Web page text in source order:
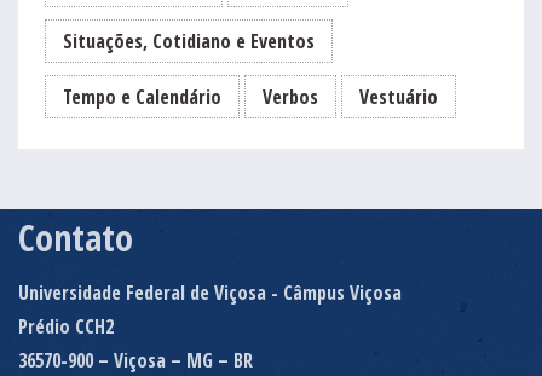
Situações, Cotidiano e Eventos
Tempo e Calendário Verbos Vestuário
Contato
Universidade Federal de Viçosa - Câmpus Viçosa
Prédio CCH2
36570-900 – Viçosa – MG – BR